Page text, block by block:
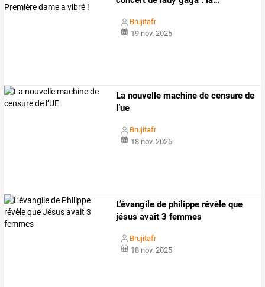
Brujitafr
19 nov. 2025
La nouvelle machine de censure de
l’ue
Brujitafr
18 nov. 2025
L’évangile de philippe révèle que
jésus avait 3 femmes
Brujitafr
18 nov. 2025